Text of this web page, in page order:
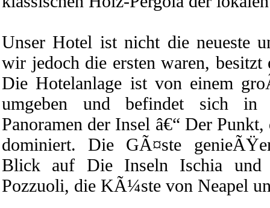
Unser Hotel ist nicht die neueste
wir jedoch die ersten waren, besitzt
Die Hotelanlage ist von einem
umgeben und befindet sich in
Panoramen der Insel â€“ Der
dominiert. Die GÃ¤ste
Blick auf Die Inseln Ischia und
Pozzuoli, die KÃ¼ste von Neapel